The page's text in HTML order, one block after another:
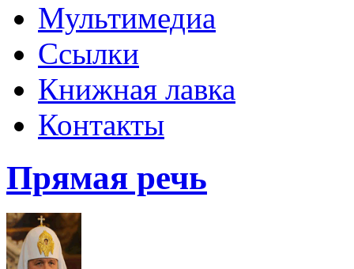
Мультимедиа
Ссылки
Книжная лавка
Контакты
Прямая речь